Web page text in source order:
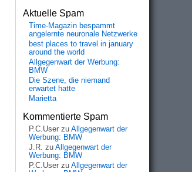
Aktuelle Spam
Time-Magazin bespammt
angelernte neuronale Netzwerke
best places to travel in january
around the world
Allgegenwart der Werbung:
BMW
Die Szene, die niemand
erwartet hatte
Marietta
Kommentierte Spam
P.C.User zu Allgegenwart der
Werbung: BMW
J.R. zu Allgegenwart der
Werbung: BMW
P.C.User zu Allgegenwart der